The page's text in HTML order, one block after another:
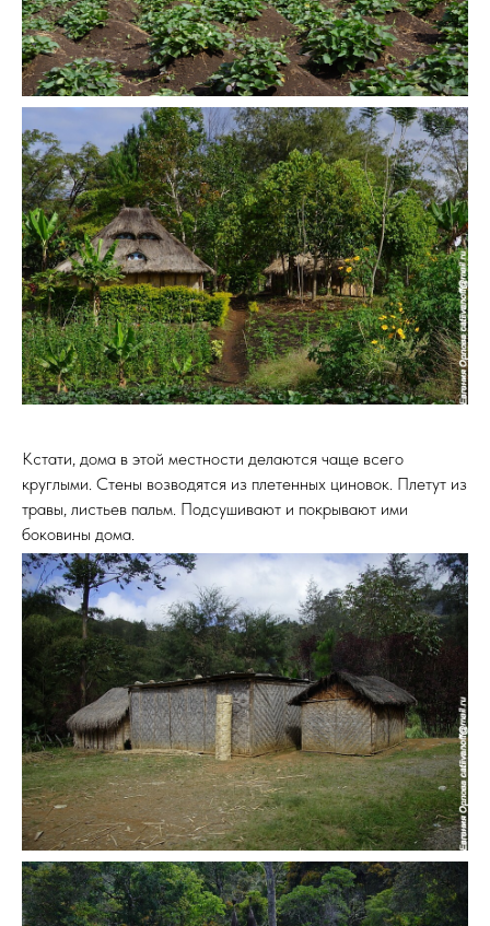
Кстати, дома в этой местности делаются чаще всего
круглыми. Стены возводятся из плетенных циновок. Плетут из
травы, листьев пальм. Подсушивают и покрывают ими
боковины дома.